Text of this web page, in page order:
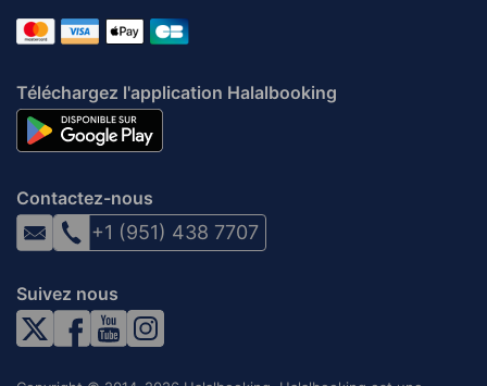
Téléchargez l'application Halalbooking
Contactez-nous
+1 (951) 438 7707
Suivez nous